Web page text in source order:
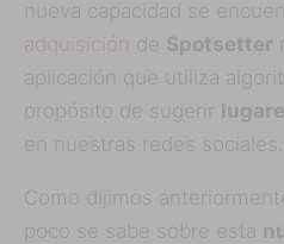
nueva capacidad se
adquisición de Spotsetter
aplicación que utiliza
propósito de sugerir
en nuestras redes sociales.
Como dijimos
poco se sabe sobre esta